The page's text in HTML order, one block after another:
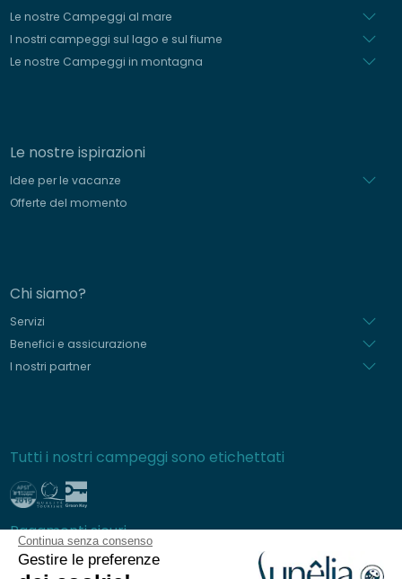
Continua senza consenso
Gestire le preferenze
Le nostre Campeggi al mare
I nostri campeggi sul lago e sul fiume
Le nostre Campeggi in montagna
Le nostre ispirazioni
Idee per le vacanze
Offerte del momento
Chi siamo?
Servizi
Benefici e assicurazione
I nostri partner
Tutti i nostri campeggi sono etichettati
Pagamenti sicuri